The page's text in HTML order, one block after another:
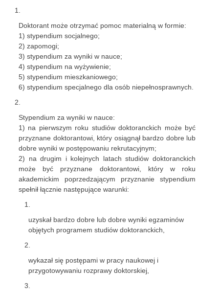
Doktorant może otrzymać pomoc materialną w formie:
1) stypendium socjalnego;
2) zapomogi;
3) stypendium za wyniki w nauce;
4) stypendium na wyżywienie;
5) stypendium mieszkaniowego;
6) stypendium specjalnego dla osób niepełnosprawnych.
Stypendium za wyniki w nauce:
1) na pierwszym roku studiów doktoranckich może być
przyznane doktorantowi, który osiągnął bardzo dobre lub
dobre wyniki w postępowaniu rekrutacyjnym;
2) na drugim i kolejnych latach studiów doktoranckich
może być przyznane doktorantowi, który w roku
akademickim poprzedzającym przyznanie stypendium
spełnił łącznie następujące warunki:
uzyskał bardzo dobre lub dobre wyniki egzaminów
objętych programem studiów doktoranckich,
wykazał się postępami w pracy naukowej i
przygotowywaniu rozprawy doktorskiej,